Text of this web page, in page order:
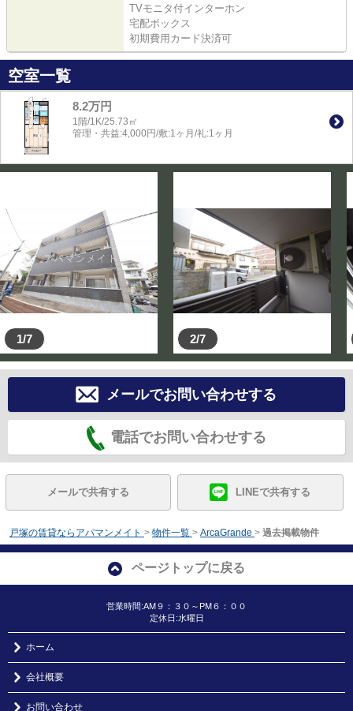
TVモニタ付インターホン
宅配ボックス
初期費用カード決済可
空室一覧
8.2万円
1階/1K/25.73㎡
管理・共益:4,000円/敷:1ヶ月/礼:1ヶ月
1/7 2/7
メールでお問い合わせする
電話でお問い合わせする
メールで共有する LINEで共有する
戸塚の賃貸ならアパマンメイト > 物件一覧 > ArcaGrande > 過去掲載物件
ページトップに戻る
営業時間:AM９：３０～PM６：００
定休日:水曜日
ホーム
会社概要
お問い合わせ